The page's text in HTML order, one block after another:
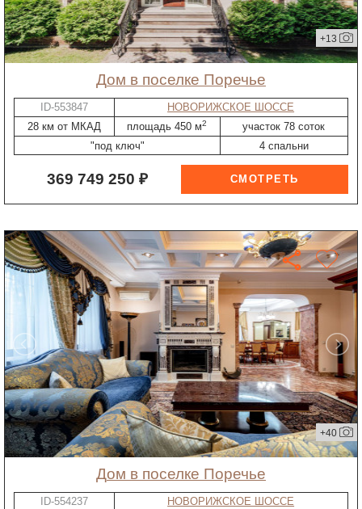
+13
дом в поселке Поречье
ID-553847
НОВОРИЖСКОЕ ШОССЕ
28 км от МКАД
площадь 450 м2
участок 78 соток
"под ключ"
4 спальни
369 749 250 ₽
+40
дом в поселке Поречье
ID-554237
НОВОРИЖСКОЕ ШОССЕ